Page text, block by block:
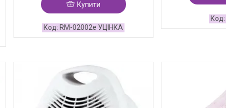
Купити
RM-02002e УЦІНКА